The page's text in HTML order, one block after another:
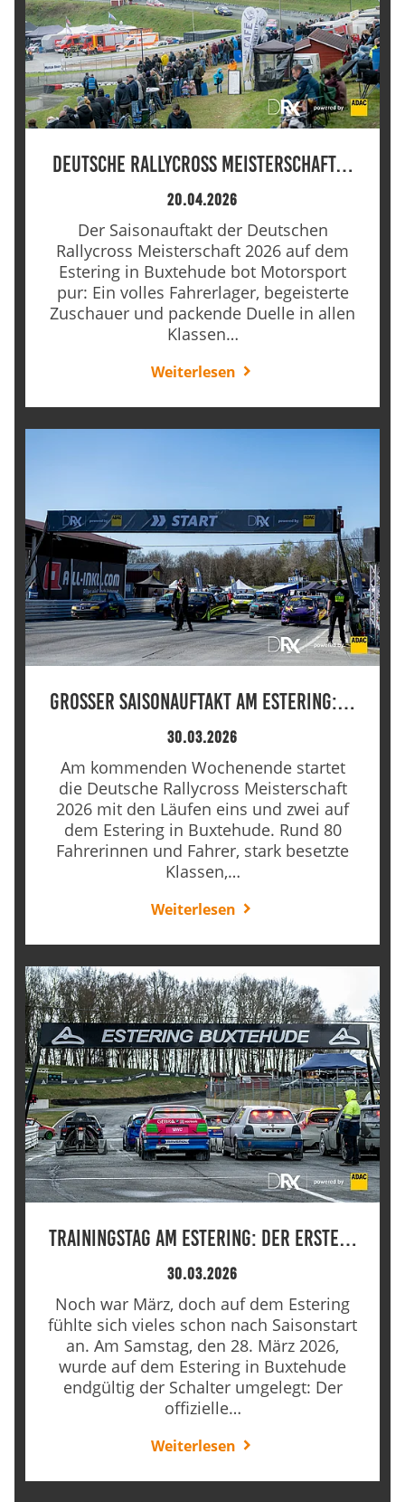
Deutsche Rallycross Meisterschaft…
20.04.2026
Der Saisonauftakt der Deutschen
Rallycross Meisterschaft 2026 auf dem
Estering in Buxtehude bot Motorsport
pur: Ein volles Fahrerlager, begeisterte
Zuschauer und packende Duelle in allen
Klassen…
Weiterlesen
Großer Saisonauftakt am Estering:…
30.03.2026
Am kommenden Wochenende startet
die Deutsche Rallycross Meisterschaft
2026 mit den Läufen eins und zwei auf
dem Estering in Buxtehude. Rund 80
Fahrerinnen und Fahrer, stark besetzte
Klassen,…
Weiterlesen
Trainingstag am Estering: Der erste…
30.03.2026
Noch war März, doch auf dem Estering
fühlte sich vieles schon nach Saisonstart
an. Am Samstag, den 28. März 2026,
wurde auf dem Estering in Buxtehude
endgültig der Schalter umgelegt: Der
offizielle…
Weiterlesen